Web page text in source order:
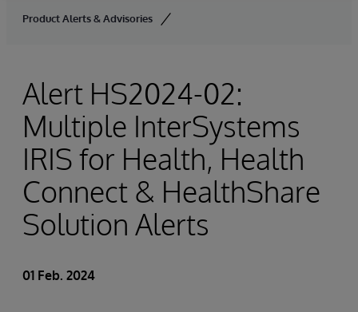
Product Alerts & Advisories
Alert HS2024-02:
Multiple InterSystems
IRIS for Health, Health
Connect & HealthShare
Solution Alerts
01 Feb. 2024